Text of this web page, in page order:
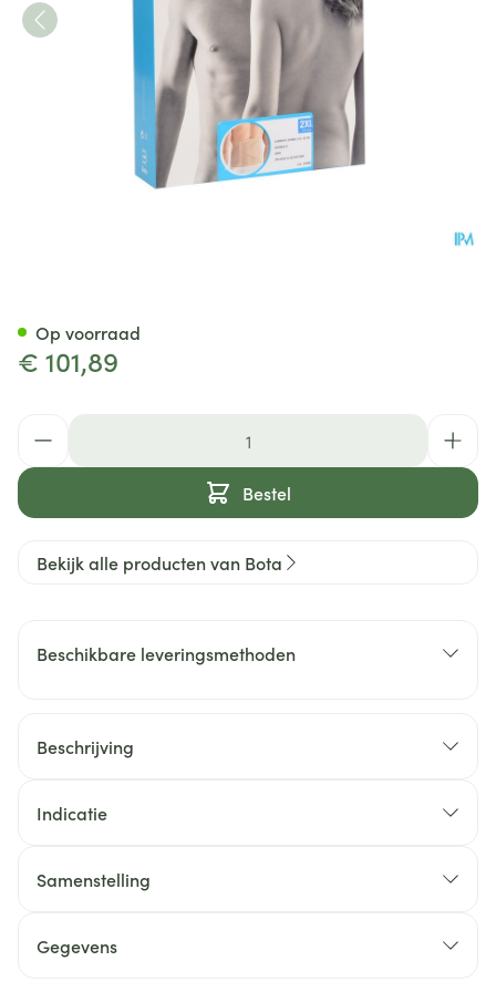
€ 101,89
Bestel
Op voorraad
Bekijk alle producten van Bota
Beschikbare leveringsmethoden
Beschrijving
Indicatie
Samenstelling
Gegevens